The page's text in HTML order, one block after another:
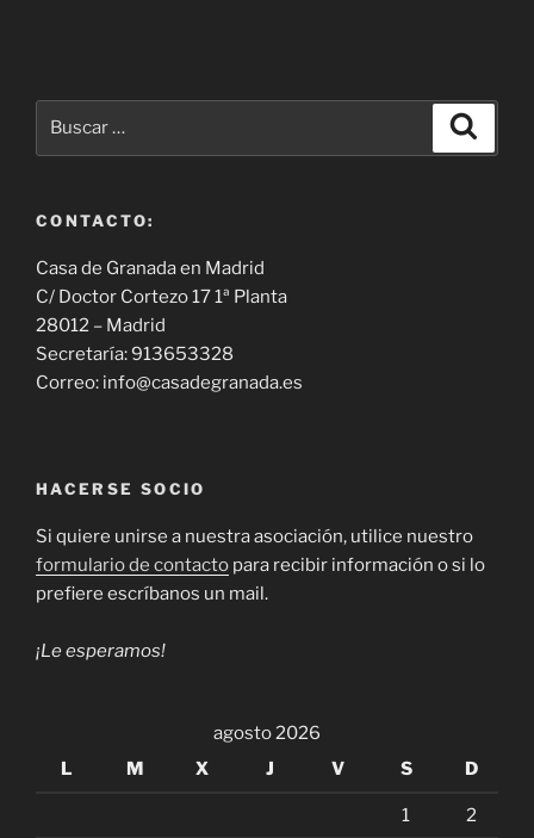
CONTACTO:
Casa de Granada en Madrid
C/ Doctor Cortezo 17 1ª Planta
28012 – Madrid
Secretaría: 913653328
Correo: info@casadegranada.es
HACERSE SOCIO
Si quiere unirse a nuestra asociación, utilice nuestro
formulario de contacto para recibir información o si lo
prefiere escríbanos un mail.
¡Le esperamos!
agosto 2026
L
M X J V S D
1 2